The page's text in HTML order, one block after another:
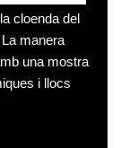
cloenda del
manera
una mostra
i llocs